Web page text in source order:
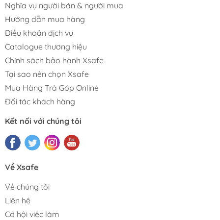
Nghĩa vụ người bán & người mua
Hướng dẫn mua hàng
Điều khoản dịch vụ
Catalogue thương hiệu
Chính sách bảo hành Xsafe
Tại sao nên chọn Xsafe
Mua Hàng Trả Góp Online
Đối tác khách hàng
Kết nối với chúng tôi
Về Xsafe
Về chúng tôi
Liên hệ
Cơ hội việc làm